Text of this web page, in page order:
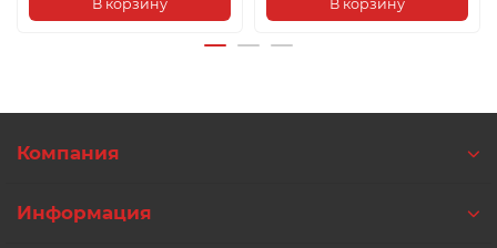
В корзину В корзину
Компания
Информация